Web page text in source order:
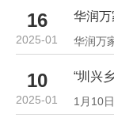
16
2025-01
10
2025-01